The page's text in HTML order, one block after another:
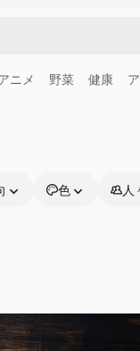
ニメ 野菜 健康
色 人